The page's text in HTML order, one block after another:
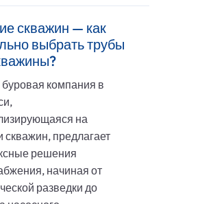
скважин — как
выбрать трубы
компания в
на
скважин, предлагает
решения
начиная от
разведки до